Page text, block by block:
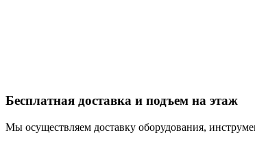
Бесплатная доставка и подъем на этаж
Мы осуществляем доставку оборудования,